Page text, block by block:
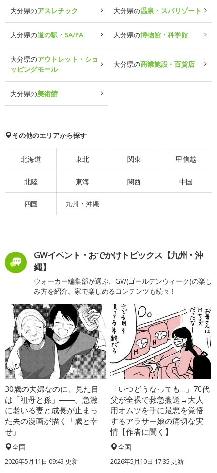
大分県のアスレチック 大分県の温泉・スパリゾート
大分県の道の駅・SA/PA 大分県の博物館・科学館
大分県のアウトレット・ショ
ッピングモール
大分県の商業施設・百貨店
大分県の美術館
その他のエリアから探す
北海道 東北 関東 甲信越
北陸 東海 関西 中国
四国 九州・沖縄
GWイベント・おでかけトピックス【九州・沖
縄】
ウォーカー編集部が選ぶ、GW(ゴールデンウィーク)の楽し
み方を紹介。家で楽しめるコンテンツも続々！
30歳の夫婦なのに、見た目
は「祖母と孫」――。急激
に老いる妻と成長が止まっ
た夫の漫画が描く「歳と幸
せ」
全国
2026年5月11日 09:43 更新
「いつどうなっても…」70代
父が全裸で救急搬送→大人
用オムツを手に最悪を覚悟
するアラサー娘の痛切な実
情【作者に聞く】
全国
2026年5月10日 17:35 更新